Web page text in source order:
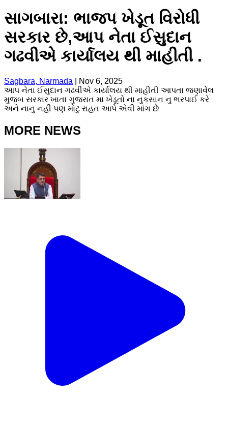
સાગબારા: ભાજપ ખેડૂત વિરોધી
સરકાર છે,આપ નેતા ઈસુદાન
ગઢવીએ કાર્યાલય થી માહીતી .
Sagbara, Narmada
Nov 6, 2025
આપ નેતા ઈસુદાન ગઢવીએ કાર્યાલય થી માહીતી આપતા જણાવેલ
મુજબ સરકાર ખાતા ગુજરાત મા ખેડૂતો ના નુકસાન નુ ભરપાઈ કરે
અને નાનુ નહી પણ મોટુ રાહત આપે એવી માંગ છે
MORE NEWS